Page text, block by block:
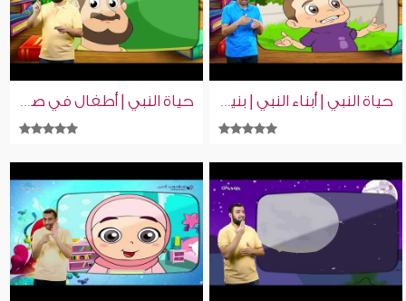
حياة النبي | أبناء النبي | بنين وبنات | بلغة الإشارة حياة النبي | أطفال في صحبة النبي | بنين وبنات | بلغة الإشارة